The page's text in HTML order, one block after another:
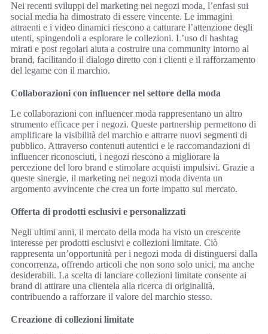
Nei recenti sviluppi del marketing nei negozi moda, l’enfasi sui
social media ha dimostrato di essere vincente. Le immagini
attraenti e i video dinamici riescono a catturare l’attenzione degli
utenti, spingendoli a esplorare le collezioni. L’uso di hashtag
mirati e post regolari aiuta a costruire una community intorno al
brand, facilitando il dialogo diretto con i clienti e il rafforzamento
del legame con il marchio.
Collaborazioni con influencer nel settore della moda
Le collaborazioni con influencer moda rappresentano un altro
strumento efficace per i negozi. Queste partnership permettono di
amplificare la visibilità del marchio e attrarre nuovi segmenti di
pubblico. Attraverso contenuti autentici e le raccomandazioni di
influencer riconosciuti, i negozi riescono a migliorare la
percezione del loro brand e stimolare acquisti impulsivi. Grazie a
queste sinergie, il marketing nei negozi moda diventa un
argomento avvincente che crea un forte impatto sul mercato.
Offerta di prodotti esclusivi e personalizzati
Negli ultimi anni, il mercato della moda ha visto un crescente
interesse per prodotti esclusivi e collezioni limitate. Ciò
rappresenta un’opportunità per i negozi moda di distinguersi dalla
concorrenza, offrendo articoli che non sono solo unici, ma anche
desiderabili. La scelta di lanciare collezioni limitate consente ai
brand di attirare una clientela alla ricerca di originalità,
contribuendo a rafforzare il valore del marchio stesso.
Creazione di collezioni limitate